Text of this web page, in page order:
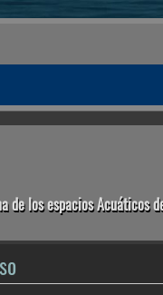
de los espacios Acuáticos